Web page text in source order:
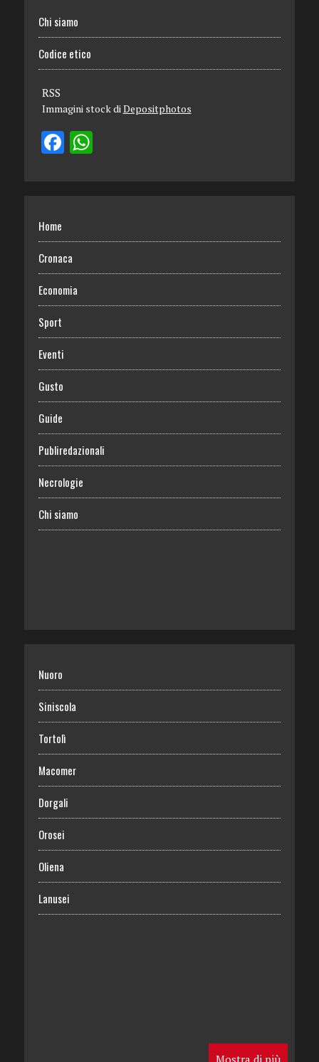
Chi siamo
Codice etico
RSS
Immagini stock di Depositphotos
Home
Cronaca
Economia
Sport
Eventi
Gusto
Guide
Publiredazionali
Necrologie
Chi siamo
Nuoro
Siniscola
Tortolì
Macomer
Dorgali
Orosei
Oliena
Lanusei
Mostra di più